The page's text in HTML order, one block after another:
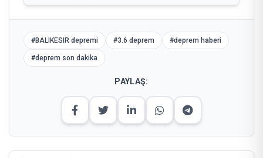
#BALIKESIR depremi #3.6 deprem #deprem haberi
#deprem son dakika
PAYLAŞ: